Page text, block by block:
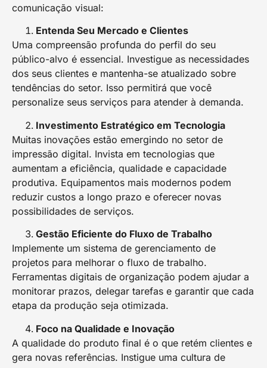
comunicação visual:
Entenda Seu Mercado e Clientes
Uma compreensão profunda do perfil do seu
público-alvo é essencial. Investigue as necessidades
dos seus clientes e mantenha-se atualizado sobre
tendências do setor. Isso permitirá que você
personalize seus serviços para atender à demanda.
Investimento Estratégico em Tecnologia
Muitas inovações estão emergindo no setor de
impressão digital. Invista em tecnologias que
aumentam a eficiência, qualidade e capacidade
produtiva. Equipamentos mais modernos podem
reduzir custos a longo prazo e oferecer novas
possibilidades de serviços.
Gestão Eficiente do Fluxo de Trabalho
Implemente um sistema de gerenciamento de
projetos para melhorar o fluxo de trabalho.
Ferramentas digitais de organização podem ajudar a
monitorar prazos, delegar tarefas e garantir que cada
etapa da produção seja otimizada.
Foco na Qualidade e Inovação
A qualidade do produto final é o que retém clientes e
gera novas referências. Instigue uma cultura de